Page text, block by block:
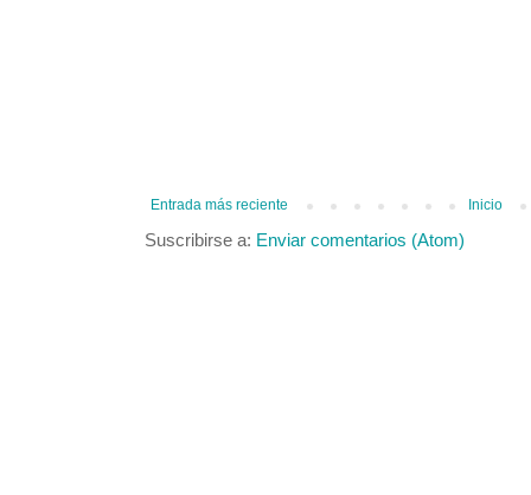
Entrada más reciente Inicio
Suscribirse a: Enviar comentarios (Atom)